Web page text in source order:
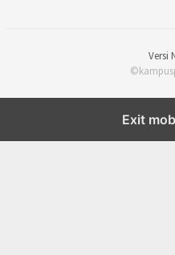
Versi
Exit